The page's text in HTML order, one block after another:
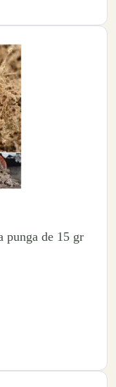
punga de 15 gr